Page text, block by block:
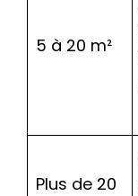
5 à 20 m²
Plus de 20